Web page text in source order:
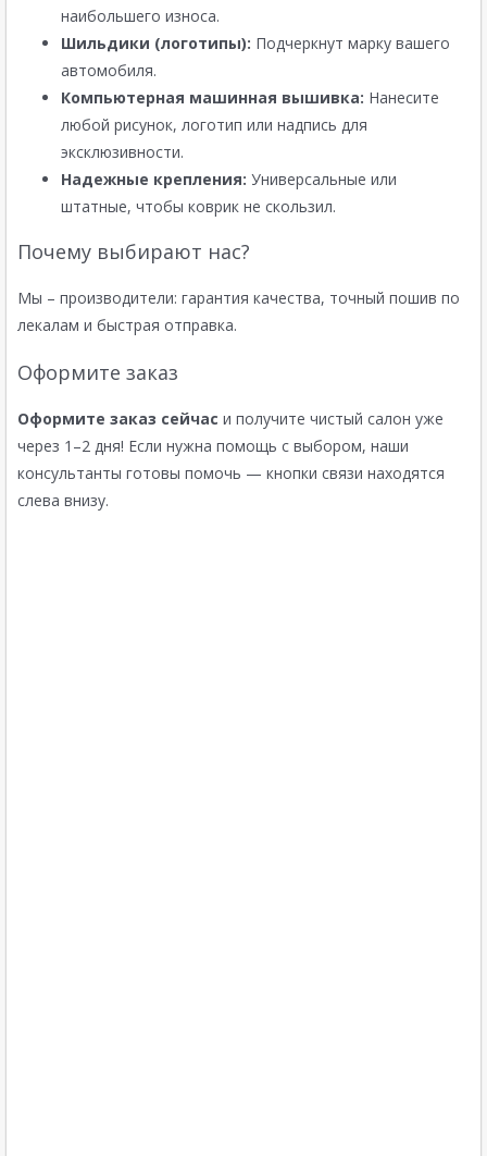
наибольшего износа.
Шильдики (логотипы): Подчеркнут марку вашего
автомобиля.
Компьютерная машинная вышивка: Нанесите
любой рисунок, логотип или надпись для
эксклюзивности.
Надежные крепления: Универсальные или
штатные, чтобы коврик не скользил.
Почему выбирают нас?
Мы – производители: гарантия качества, точный пошив по
лекалам и быстрая отправка.
Оформите заказ
Оформите заказ сейчас и получите чистый салон уже
через 1–2 дня! Если нужна помощь с выбором, наши
консультанты готовы помочь — кнопки связи находятся
слева внизу.